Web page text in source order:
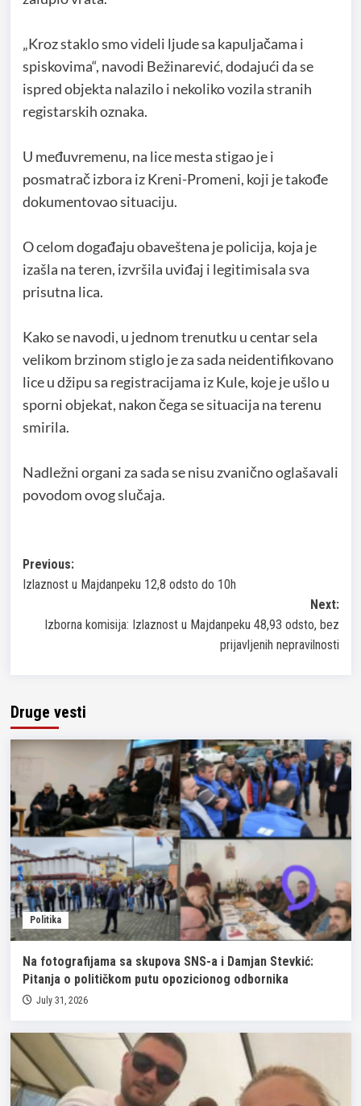
„Kroz staklo smo videli ljude sa kapuljačama i
spiskovima“, navodi Bežinarević, dodajući da se
ispred objekta nalazilo i nekoliko vozila stranih
registarskih oznaka.
U međuvremenu, na lice mesta stigao je i
posmatrač izbora iz Kreni-Promeni, koji je takođe
dokumentovao situaciju.
O celom događaju obaveštena je policija, koja je
izašla na teren, izvršila uviđaj i legitimisala sva
prisutna lica.
Kako se navodi, u jednom trenutku u centar sela
velikom brzinom stiglo je za sada neidentifikovano
lice u džipu sa registracijama iz Kule, koje je ušlo u
sporni objekat, nakon čega se situacija na terenu
smirila.
Nadležni organi za sada se nisu zvanično oglašavali
povodom ovog slučaja.
Post
navigation
Previous:
Izlaznost u Majdanpeku 12,8 odsto do 10h
Next:
Izborna komisija: Izlaznost u Majdanpeku 48,93 odsto, bez
prijavljenih nepravilnosti
Druge vesti
Politika
Na fotografijama sa skupova SNS-a i Damjan Stevkić:
Pitanja o političkom putu opozicionog odbornika
July 31, 2026